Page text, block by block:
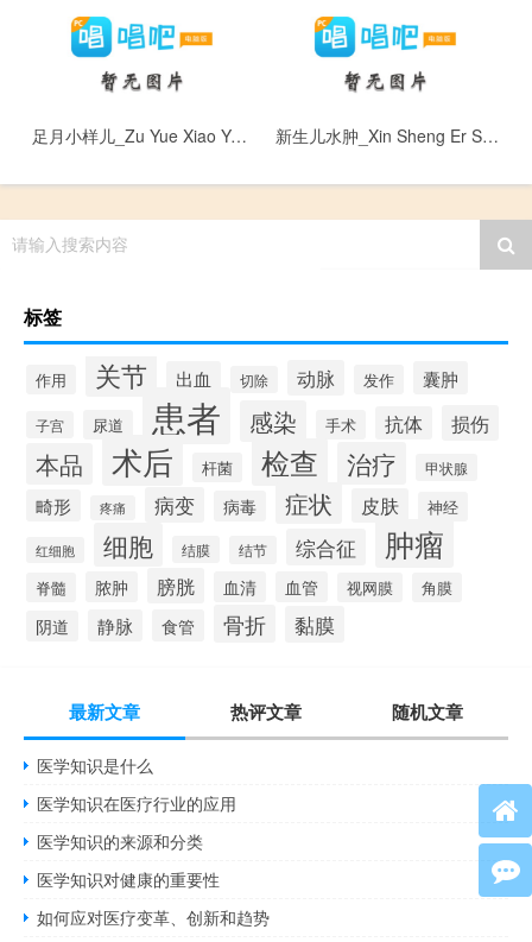
足月小样儿_Zu Yue Xiao Yang Er 新生儿水肿_Xin Sheng Er Shui Zhong
请输入搜索内容
标签
作用 关节 出血 切除 动脉 发作 囊肿
子宫 尿道 患者 感染 手术 抗体 损伤
本品 术后 杆菌 检查 治疗 甲状腺
畸形 疼痛 病变 病毒 症状 皮肤 神经
红细胞 细胞 结膜 结节 综合征 肿瘤
脊髓 脓肿 膀胱 血清 血管 视网膜 角膜
阴道 静脉 食管 骨折 黏膜
最新文章 热评文章 随机文章
医学知识是什么
医学知识在医疗行业的应用
医学知识的来源和分类
医学知识对健康的重要性
如何应对医疗变革、创新和趋势